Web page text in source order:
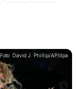
Foto: David J. Phillip/AP/dpa